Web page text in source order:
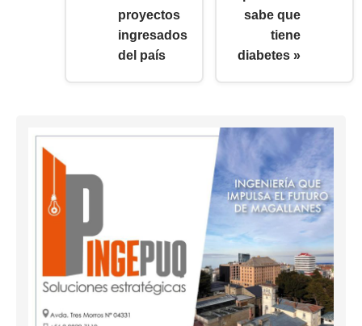
proyectos
ingresados
del país
sabe que
tiene
diabetes »